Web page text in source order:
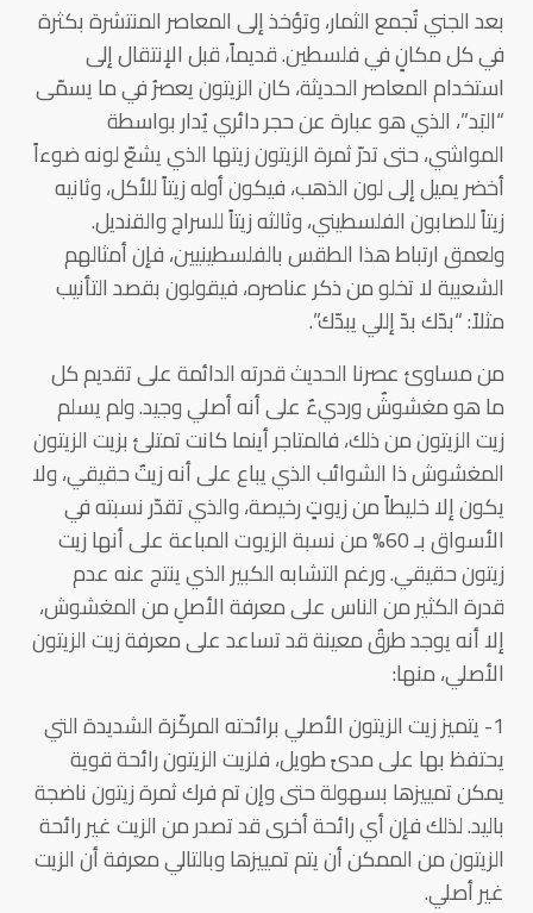
بعد الجني تُجمع الثمار، وتؤخذ إلى المعاصر المنتشرة بكثرة
في كل مكانٍ في فلسطين. قديماً، قبل الإنتقال إلى
استخدام المعاصر الحديثة، كان الزيتون يعصرُ في ما يسمّى
“البَد”، الذي هو عبارة عن حجر دائري يُدار بواسطة
المواشي، حتى تدرّ ثمرة الزيتون زيتها الذي يشعّ لونه ضوءاً
أخضر يميل إلى لون الذهب، فيكون أوله زيتاً للأكل، وثانيه
زيتاً للصابون الفلسطيني، وثالثه زيتاً للسراج والقنديل.
ولعمق ارتباط هذا الطقس بالفلسطينيين، فإن أمثالهم
الشعبية لا تخلو من ذكر عناصره، فيقولون بقصد التأنيب
مثلاً: “بدّك بدّ إللي يبدّك”.
من مساوئ عصرنا الحديث قدرته الدائمة على تقديم كل
ما هو مغشوشٌ ورديءٌ على أنه أصلي وجيد. ولم يسلم
زيت الزيتون من ذلك، فالمتاجر أينما كانت تمتلئ بزيت الزيتون
المغشوش ذا الشوائب الذي يباع على أنه زيتٌ حقيقي، ولا
يكون إلا خليطاً من زيوتٍ رخيصة، والذي تقدّر نسبته في
الأسواق بـ 60% من نسبة الزيوت المباعة على أنها زيت
زيتون حقيقي. ورغم التشابه الكبير الذي ينتج عنه عدم
قدرة الكثير من الناس على معرفة الأصلِ من المغشوش،
إلا أنه يوجد طرقٌ معينة قد تساعد على معرفة زيت الزيتون
الأصلي، منها:
1- يتميز زيت الزيتون الأصلي برائحته المركّزة الشديدة التي
يحتفظ بها على مدىً طويل، فلزيت الزيتون رائحة قوية
يمكن تمييزها بسهولة حتى وإن تم فرك ثمرة زيتون ناضجة
باليد. لذلك فإن أي رائحة أخرى قد تصدر من الزيت غير رائحة
الزيتون من الممكن أن يتم تمييزها وبالتالي معرفة أن الزيت
غير أصلي.